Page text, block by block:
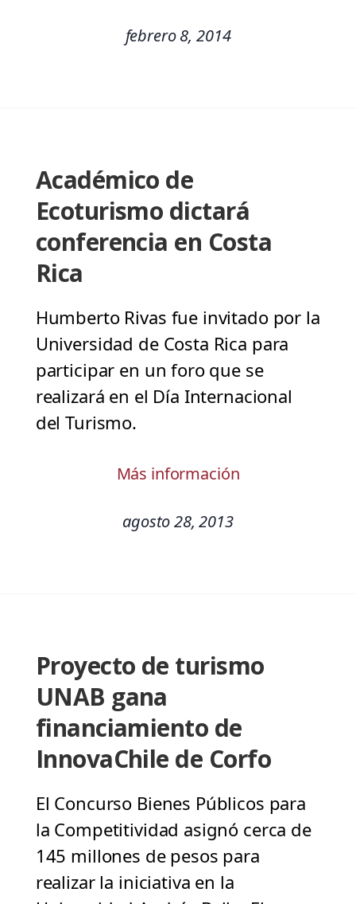
febrero 8, 2014
Académico de
Ecoturismo dictará
conferencia en Costa
Rica
Humberto Rivas fue invitado por la
Universidad de Costa Rica para
participar en un foro que se
realizará en el Día Internacional
del Turismo.
Más información
agosto 28, 2013
Proyecto de turismo
UNAB gana
financiamiento de
InnovaChile de Corfo
El Concurso Bienes Públicos para
la Competitividad asignó cerca de
145 millones de pesos para
realizar la iniciativa en la